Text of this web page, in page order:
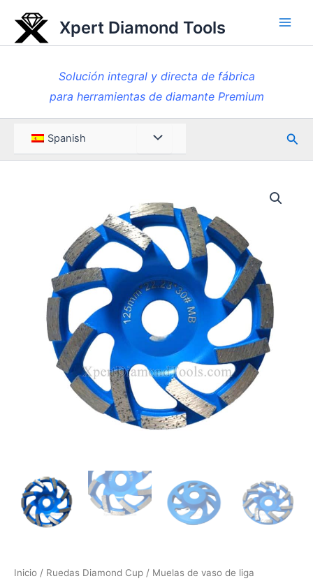
contenido
Xpert Diamond Tools
Solución integral y directa de fábrica
para herramientas de diamante Premium
Spanish Menú
Inicio / Ruedas Diamond Cup / Muelas de vaso de liga